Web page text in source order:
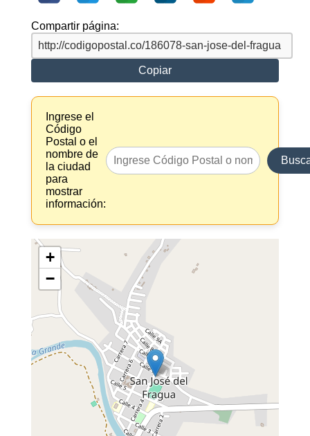
Compartir página:
Copiar
Ingrese el
Código
Postal o el
nombre de
la ciudad
para
mostrar
información:
+
−